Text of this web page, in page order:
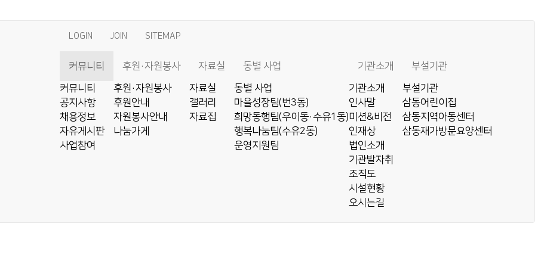
LOGIN JOIN SITEMAP
커뮤니티
커뮤니티
공지사항
채용정보
자유게시판
사업참여
후원·자원봉사
후원·자원봉사
후원안내
자원봉사안내
나눔가게
자료실
자료실
갤러리
자료집
동별 사업
동별 사업
마을성장팀(번3동)
희망동행팀(우이동·수유1동)
행복나눔팀(수유2동)
운영지원팀
기관소개
기관소개
인사말
미션&비전
인재상
법인소개
기관발자취
조직도
시설현황
오시는길
부설기관
부설기관
삼동어린이집
삼동지역아동센터
삼동재가방문요양센터